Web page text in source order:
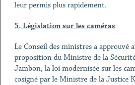
leur permis plus rapidement.
5. Législation sur les caméras
Le Conseil des ministres a approuvé
proposition du Ministre de la
Jambon, la loi modernisée sur les
cosigné par le Ministre de la Justice